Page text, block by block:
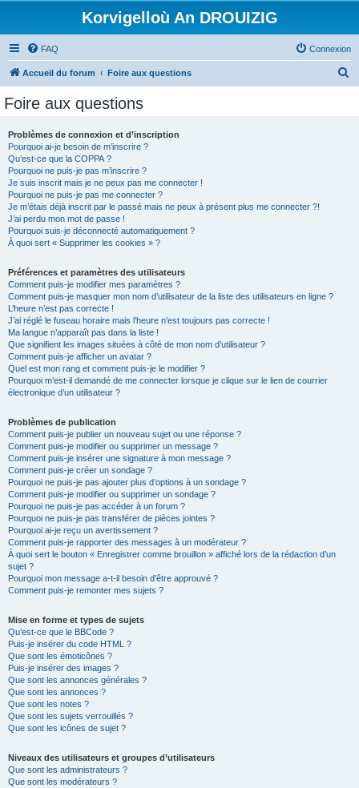
Korvigelloù An DROUIZIG
FAQ Connexion
Accueil du forum Foire aux questions
Foire aux questions
Problèmes de connexion et d’inscription
Pourquoi ai-je besoin de m’inscrire ?
Qu’est-ce que la COPPA ?
Pourquoi ne puis-je pas m’inscrire ?
Je suis inscrit mais je ne peux pas me connecter !
Pourquoi ne puis-je pas me connecter ?
Je m’étais déjà inscrit par le passé mais ne peux à présent plus me connecter ?!
J’ai perdu mon mot de passe !
Pourquoi suis-je déconnecté automatiquement ?
À quoi sert « Supprimer les cookies » ?
Préférences et paramètres des utilisateurs
Comment puis-je modifier mes paramètres ?
Comment puis-je masquer mon nom d’utilisateur de la liste des utilisateurs en ligne ?
L’heure n’est pas correcte !
J’ai réglé le fuseau horaire mais l’heure n’est toujours pas correcte !
Ma langue n’apparaît pas dans la liste !
Que signifient les images situées à côté de mon nom d’utilisateur ?
Comment puis-je afficher un avatar ?
Quel est mon rang et comment puis-je le modifier ?
Pourquoi m’est-il demandé de me connecter lorsque je clique sur le lien de courrier
électronique d’un utilisateur ?
Problèmes de publication
Comment puis-je publier un nouveau sujet ou une réponse ?
Comment puis-je modifier ou supprimer un message ?
Comment puis-je insérer une signature à mon message ?
Comment puis-je créer un sondage ?
Pourquoi ne puis-je pas ajouter plus d’options à un sondage ?
Comment puis-je modifier ou supprimer un sondage ?
Pourquoi ne puis-je pas accéder à un forum ?
Pourquoi ne puis-je pas transférer de pièces jointes ?
Pourquoi ai-je reçu un avertissement ?
Comment puis-je rapporter des messages à un modérateur ?
À quoi sert le bouton « Enregistrer comme brouillon » affiché lors de la rédaction d’un
sujet ?
Pourquoi mon message a-t-il besoin d’être approuvé ?
Comment puis-je remonter mes sujets ?
Mise en forme et types de sujets
Qu’est-ce que le BBCode ?
Puis-je insérer du code HTML ?
Que sont les émoticônes ?
Puis-je insérer des images ?
Que sont les annonces générales ?
Que sont les annonces ?
Que sont les notes ?
Que sont les sujets verrouillés ?
Que sont les icônes de sujet ?
Niveaux des utilisateurs et groupes d’utilisateurs
Que sont les administrateurs ?
Que sont les modérateurs ?